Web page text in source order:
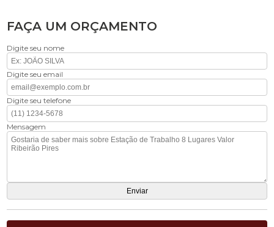
FAÇA UM ORÇAMENTO
Digite seu nome
Digite seu email
Digite seu telefone
Mensagem